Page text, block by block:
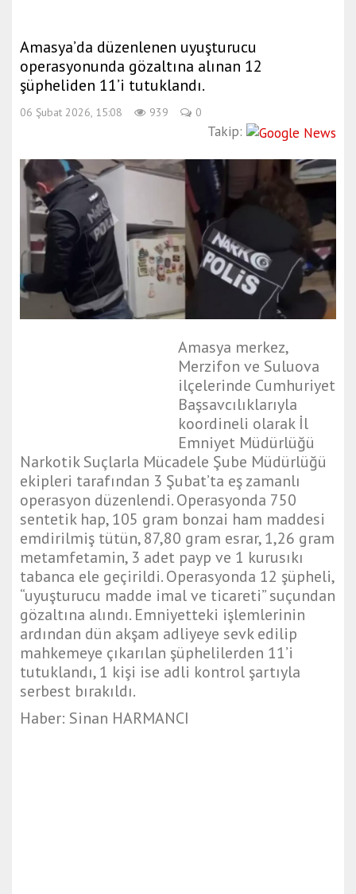
Amasya’da düzenlenen uyuşturucu
operasyonunda gözaltına alınan 12
şüpheliden 11’i tutuklandı.
06 Şubat 2026, 15:08 939 0
Takip:
Amasya merkez,
Merzifon ve Suluova
ilçelerinde Cumhuriyet
Başsavcılıklarıyla
koordineli olarak İl
Emniyet Müdürlüğü
Narkotik Suçlarla Mücadele Şube Müdürlüğü
ekipleri tarafından 3 Şubat’ta eş zamanlı
operasyon düzenlendi. Operasyonda 750
sentetik hap, 105 gram bonzai ham maddesi
emdirilmiş tütün, 87,80 gram esrar, 1,26 gram
metamfetamin, 3 adet payp ve 1 kurusıkı
tabanca ele geçirildi. Operasyonda 12 şüpheli,
“uyuşturucu madde imal ve ticareti” suçundan
gözaltına alındı. Emniyetteki işlemlerinin
ardından dün akşam adliyeye sevk edilip
mahkemeye çıkarılan şüphelilerden 11’i
tutuklandı, 1 kişi ise adli kontrol şartıyla
serbest bırakıldı.
Haber: Sinan HARMANCI